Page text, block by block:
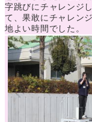
字跳びにチャレンジ
て、果敢にチャレン
地よい時間でした。